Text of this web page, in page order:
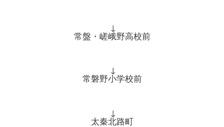
↓
常盤・嵯峨野高校前
↓
常磐野小学校前
↓
太秦北路町